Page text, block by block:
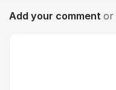
Add your comment or